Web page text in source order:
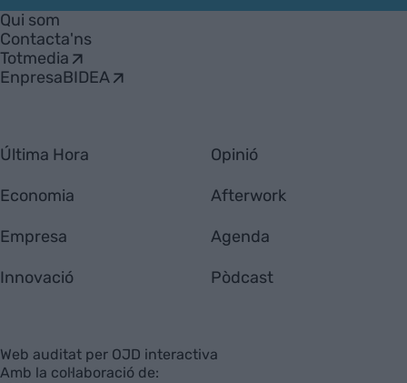
Empresa
Qui som
Contacta'ns
Totmedia
EnpresaBIDEA
Última Hora
Economia
Empresa
Innovació
Opinió
Afterwork
Agenda
Pòdcast
Web auditat per OJD interactiva
Amb la col·laboració de: